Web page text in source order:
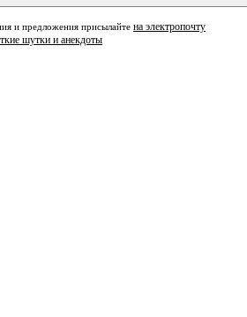
и предложения присылайте на электропочту
шутки и анекдоты